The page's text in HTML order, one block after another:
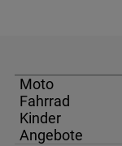
Moto
Fahrrad
Kinder
Angebote